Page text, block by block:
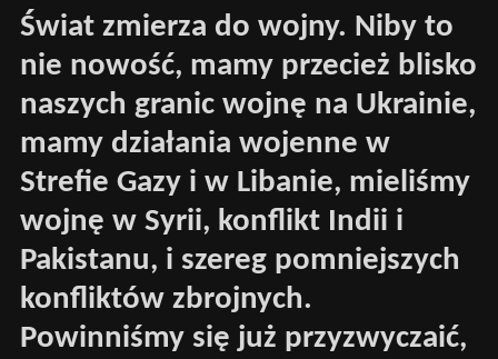
Świat zmierza do wojny. Niby to
nie nowość, mamy przecież blisko
naszych granic wojnę na Ukrainie,
mamy działania wojenne w
Strefie Gazy i w Libanie, mieliśmy
wojnę w Syrii, konflikt Indii i
Pakistanu, i szereg pomniejszych
konfliktów zbrojnych.
Powinniśmy się już przyzwyczaić,